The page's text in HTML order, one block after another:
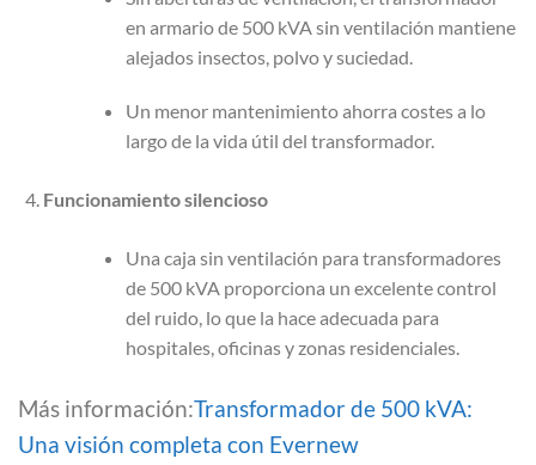
en armario de 500 kVA sin ventilación mantiene
alejados insectos, polvo y suciedad.
Un menor mantenimiento ahorra costes a lo
largo de la vida útil del transformador.
Funcionamiento silencioso
Una caja sin ventilación para transformadores
de 500 kVA proporciona un excelente control
del ruido, lo que la hace adecuada para
hospitales, oficinas y zonas residenciales.
Más información:Transformador de 500 kVA:
Una visión completa con Evernew